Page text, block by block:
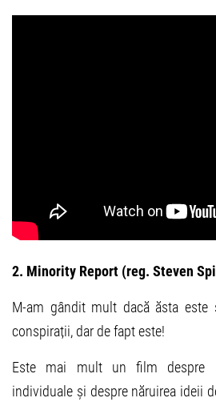
2. Minority Report (reg. Steven
M-am gândit mult dacă ăsta
conspirații, dar de fapt este!
Este mai mult un film despre
individuale și despre năruirea ideii